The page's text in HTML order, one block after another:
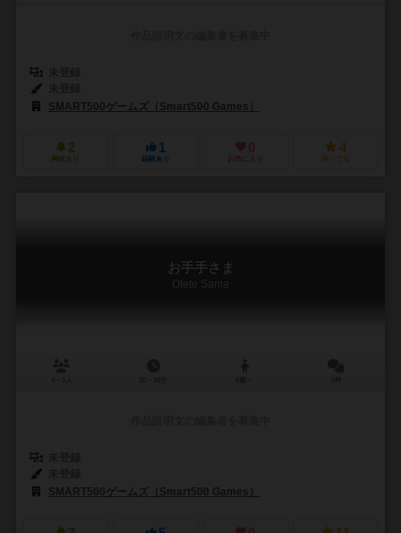
SMART500ゲームズ（Smart500 Games）
2
興味あり
1
経験あり
0
お気に入り
4
持ってる
お手手さま
Otete Sama
SMART500ゲームズ（Smart500 Games）